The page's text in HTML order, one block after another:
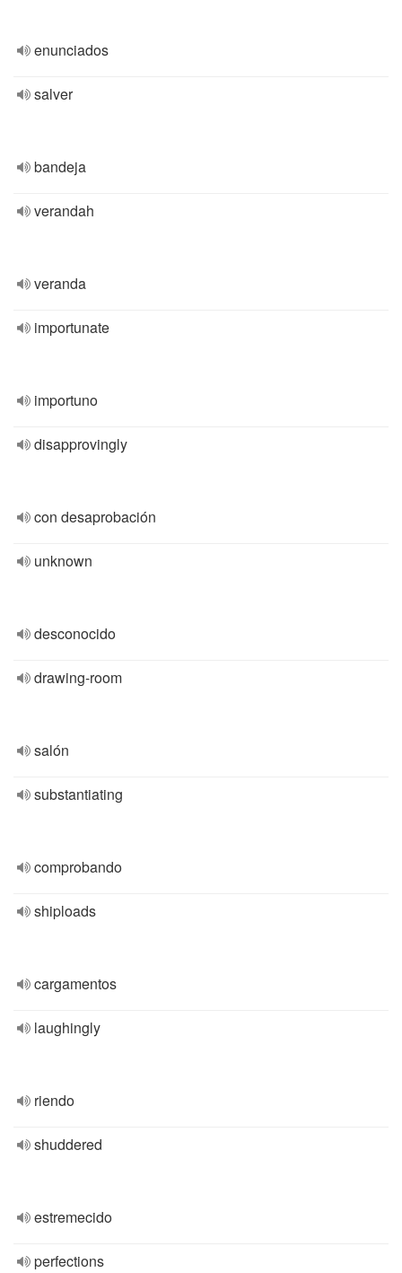
enunciados
salver
bandeja
verandah
veranda
importunate
importuno
disapprovingly
con desaprobación
unknown
desconocido
drawing-room
salón
substantiating
comprobando
shiploads
cargamentos
laughingly
riendo
shuddered
estremecido
perfections